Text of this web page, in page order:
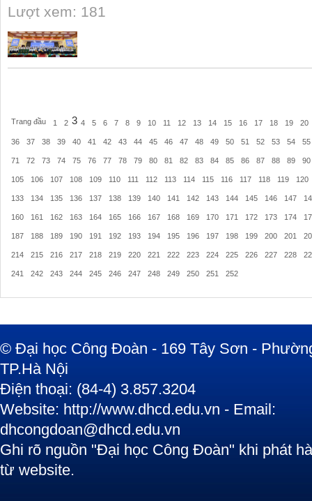
Lượt xem: 181
Trang đầu 1 2 3 4 5 6 7 8 9 10 11 12 13 14 15 16 17 18 19 20
36 37 38 39 40 41 42 43 44 45 46 47 48 49 50 51 52 53 54 55
71 72 73 74 75 76 77 78 79 80 81 82 83 84 85 86 87 88 89 90
105 106 107 108 109 110 111 112 113 114 115 116 117 118 119 120
133 134 135 136 137 138 139 140 141 142 143 144 145 146 147
160 161 162 163 164 165 166 167 168 169 170 171 172 173 174
187 188 189 190 191 192 193 194 195 196 197 198 199 200 201
214 215 216 217 218 219 220 221 222 223 224 225 226 227 228
241 242 243 244 245 246 247 248 249 250 251 252
© Đại học Công Đoàn - 169 Tây Sơn -
TP.Hà Nội
Điện thoại: (84-4) 3.857.3204
Website: http://www.dhcd.edu.vn - Email:
dhcongdoan@dhcd.edu.vn
Ghi rõ nguồn "Đại học Công Đoàn" khi phát
từ website.